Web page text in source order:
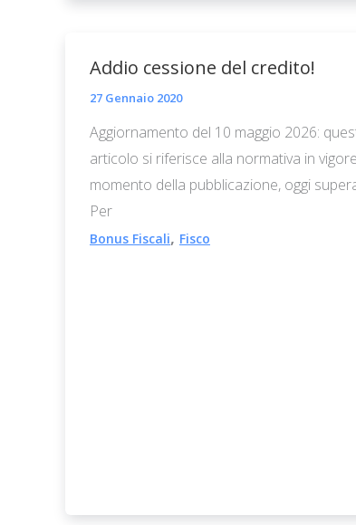
Addio cessione del credito!
27 Gennaio 2020
Aggiornamento del 10 maggio 2026:
articolo si riferisce alla normativa in
momento della pubblicazione, oggi
Per
Bonus Fiscali, Fisco